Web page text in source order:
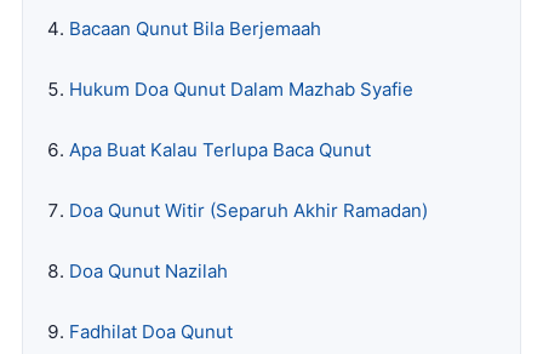
Bacaan Qunut Bila Berjemaah
Hukum Doa Qunut Dalam Mazhab Syafie
Apa Buat Kalau Terlupa Baca Qunut
Doa Qunut Witir (Separuh Akhir Ramadan)
Doa Qunut Nazilah
Fadhilat Doa Qunut